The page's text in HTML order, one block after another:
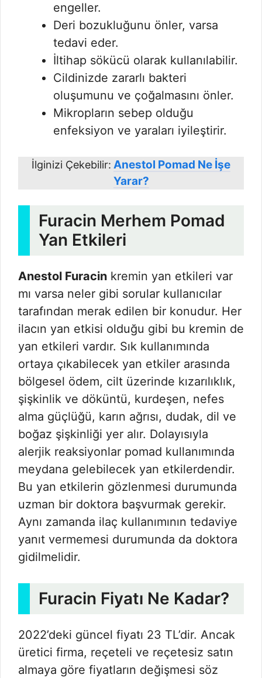
engeller.
Deri bozukluğunu önler, varsa
tedavi eder.
İltihap sökücü olarak kullanılabilir.
Cildinizde zararlı bakteri
oluşumunu ve çoğalmasını önler.
Mikropların sebep olduğu
enfeksiyon ve yaraları iyileştirir.
İlginizi Çekebilir: Anestol Pomad Ne İşe
Yarar?
Furacin Merhem Pomad
Yan Etkileri
Anestol Furacin kremin yan etkileri var
mı varsa neler gibi sorular kullanıcılar
tarafından merak edilen bir konudur. Her
ilacın yan etkisi olduğu gibi bu kremin de
yan etkileri vardır. Sık kullanımında
ortaya çıkabilecek yan etkiler arasında
bölgesel ödem, cilt üzerinde kızarılıklık,
şişkinlik ve döküntü, kurdeşen, nefes
alma güçlüğü, karın ağrısı, dudak, dil ve
boğaz şişkinliği yer alır. Dolayısıyla
alerjik reaksiyonlar pomad kullanımında
meydana gelebilecek yan etkilerdendir.
Bu yan etkilerin gözlenmesi durumunda
uzman bir doktora başvurmak gerekir.
Aynı zamanda ilaç kullanımının tedaviye
yanıt vermemesi durumunda da doktora
gidilmelidir.
Furacin Fiyatı Ne Kadar?
2022’deki güncel fiyatı 23 TL’dir. Ancak
üretici firma, reçeteli ve reçetesiz satın
almaya göre fiyatların değişmesi söz